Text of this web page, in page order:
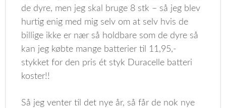
de dyre, men jeg skal bruge 8 stk – så jeg blev
hurtig enig med mig selv om at selv hvis de
billige ikke er nær så holdbare som de dyre så
kan jeg købte mange batterier til 11,95,-
stykket for den pris ét styk Duracelle batteri
koster!!
Så jeg venter til det nye år, så får de nok nye